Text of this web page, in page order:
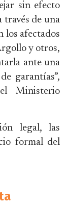
sin efecto
través de una
los afectados
y otros,
ante una
garantías”,
Ministerio
legal, las
formal del